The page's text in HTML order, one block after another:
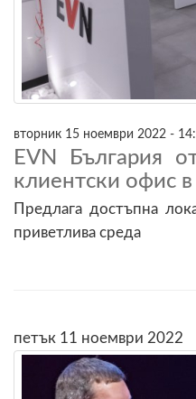
вторник 15 ноември 2022 -
EVN България
клиентски офис
Предлага достъпна
приветлива среда
петък 11 ноември 2022